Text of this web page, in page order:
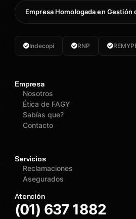
Empresa Homologada en Gestión
Indecopi RNP
Empresa
Nosotros
Ética de FAGY
Sabías que?
Contacto
Servicios
Reclamaciones
Asegurados
Atención
(01) 637 1882